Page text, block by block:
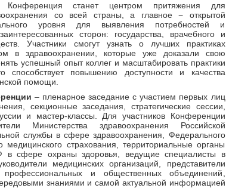
станет центром притяжения для
со всей страны, а главное − открытой
уровня для выявления потребностей и
сторон: государства, врачебного и
Участники смогут узнать о лучших практиках
в здравоохранении, которые уже доказали свою
успешный опыт коллег и масштабировать практики
способствует повышению доступности и качества
помощи.
‒ пленарное заседание с участием первых лиц
секционные заседания, стратегические сессии,
и мастер-классы. Для участников Конференции
Министерства здравоохранения Российской
службы в сфере здравоохранения, Федерального
медицинского страхования, территориальные органы
в сфере охраны здоровья, ведущие специалисты в
медицинских организаций, представители
и общественных объединений,
знаниями и самой актуальной информацией